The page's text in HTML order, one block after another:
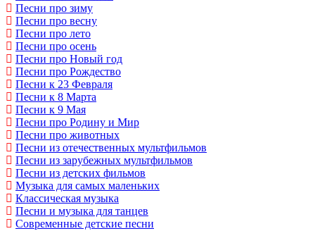
Песни про зиму
Песни про весну
Песни про лето
Песни про осень
Песни про Новый год
Песни про Рождество
Песни к 23 Февраля
Песни к 8 Марта
Песни к 9 Мая
Песни про Родину и Мир
Песни про животных
Песни из отечественных мультфильмов
Песни из зарубежных мультфильмов
Песни из детских фильмов
Музыка для самых маленьких
Классическая музыка
Песни и музыка для танцев
Современные детские песни